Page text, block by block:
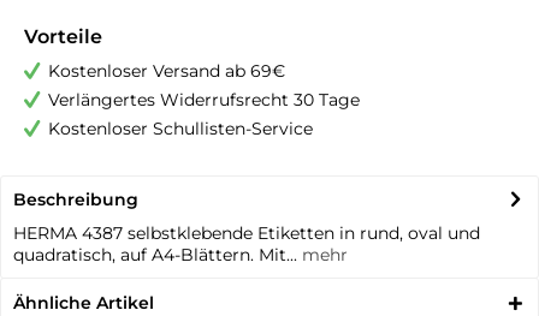
Vorteile
Kostenloser Versand ab 69€
Verlängertes Widerrufsrecht 30 Tage
Kostenloser Schullisten-Service
Beschreibung
HERMA 4387 selbstklebende Etiketten in rund, oval und
quadratisch, auf A4-Blättern. Mit... mehr
Ähnliche Artikel